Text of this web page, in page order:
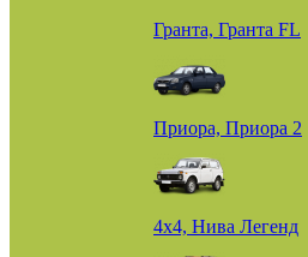
Гранта, Гранта FL
Приора, Приора 2
4х4, Нива Легенд